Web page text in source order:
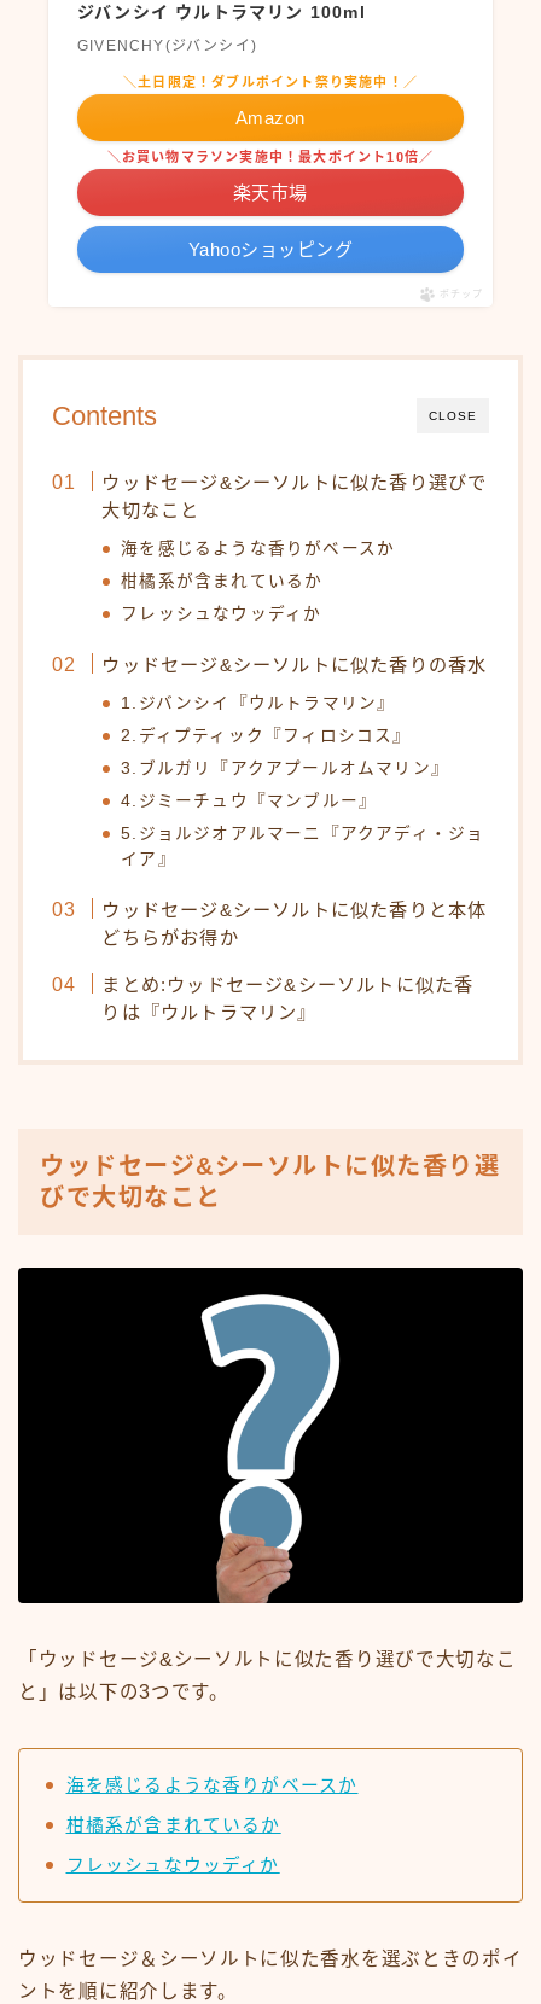
ジバンシイ ウルトラマリン 100ml
GIVENCHY(ジバンシイ)
＼土日限定！ダブルポイント祭り実施中！／
Amazon
＼お買い物マラソン実施中！最大ポイント10倍／
楽天市場
Yahooショッピング
ポチップ
CLOSE
Contents
ウッドセージ&シーソルトに似た香り選びで
大切なこと
海を感じるような香りがベースか
柑橘系が含まれているか
フレッシュなウッディか
ウッドセージ&シーソルトに似た香りの香水
1.ジバンシイ『ウルトラマリン』
2.ディプティック『フィロシコス』
3.ブルガリ『アクアプールオムマリン』
4.ジミーチュウ『マンブルー』
5.ジョルジオアルマーニ『アクアディ・ジョ
イア』
ウッドセージ&シーソルトに似た香りと本体
どちらがお得か
まとめ:ウッドセージ&シーソルトに似た香
りは『ウルトラマリン』
ウッドセージ&シーソルトに似た香り選
びで大切なこと
「ウッドセージ&シーソルトに似た香り選びで大切なこ
と」は以下の3つです。
海を感じるような香りがベースか
柑橘系が含まれているか
フレッシュなウッディか
ウッドセージ＆シーソルトに似た香水を選ぶときのポイ
ントを順に紹介します。